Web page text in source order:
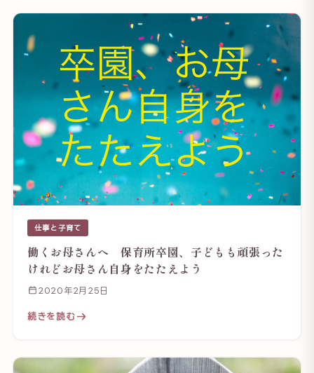
仕事と子育て
働くお母さんへ 保育所卒園、子どもも頑張った
けれどお母さん自身をたたえよう
2020年2月25日
続きを読む